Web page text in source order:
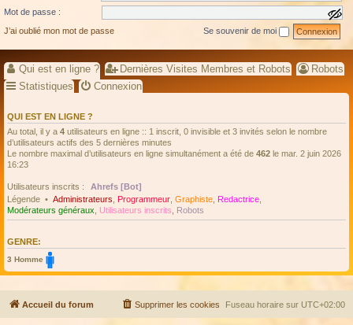
Mot de passe :
a
f
f
h
e
l
o
e
p
J’ai oublié mon mot de passe Se souvenir de moi
Qui est en ligne ? Dernières Visites Membres et Robots
Robots
Statistiques
Connexion
QUI EST EN LIGNE ?
Au total, il y a 4 utilisateurs en ligne :: 1 inscrit, 0 invisible et 3 invités selon le nombre
d’utilisateurs actifs des 5 dernières minutes
Le nombre maximal d’utilisateurs en ligne simultanément a été de 462 le mar. 2 juin 2026
16:23
Utilisateurs inscrits :
Ahrefs [Bot]
Légende • Administrateurs Programmeur Graphiste Redactrice
Modérateurs généraux
Utilisateurs inscrits Robots
GENRE:
3 Homme
Accueil du forum Fuseau horaire sur UTC+02:00
Supprimer les cookies